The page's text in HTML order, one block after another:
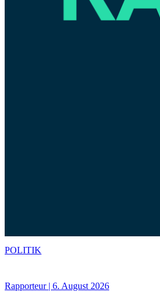
Rapporteur | 6. August 2026
POLITIK